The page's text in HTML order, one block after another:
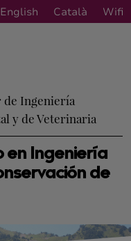
English Català Wifi
en Ingeniería
de
de Ingeniería
y de Veterinaria